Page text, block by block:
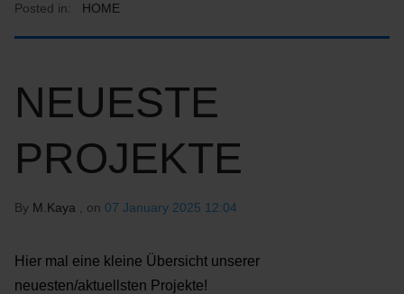
Posted in: HOME
NEUESTE
PROJEKTE
By M.Kaya , on 07 January 2025 12:04
Hier mal eine kleine Übersicht unserer
neuesten/aktuellsten Projekte!